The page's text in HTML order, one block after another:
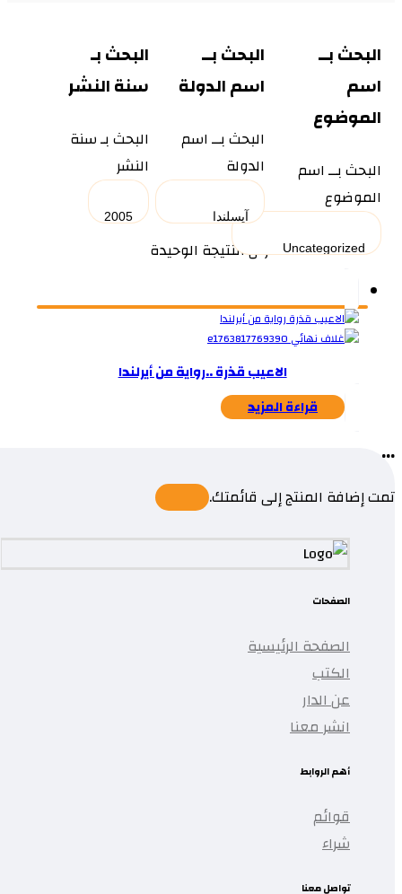
البحث بــ
اسم
الموضوع
البحث بــ اسم
الموضوع
البحث بــ
اسم الدولة
البحث بــ اسم
الدولة
البحث بـ
سنة النشر
البحث بـ سنة
النشر
عرض النتيجة الوحيدة
الاعيب قذرة ..رواية من أيرلندا
قراءة المزيد
...
تمت إضافة المنتج إلى قائمتك.
الصفحات
الصفحة الرئيسية
الكتب
عن الدار
انشر معنا
أهم الروابط
قوائم
شراء
تواصل معنا